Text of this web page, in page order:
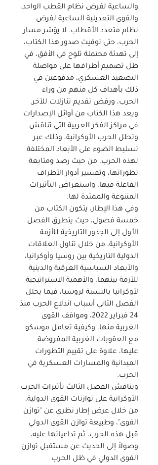
والساعية لفرض نظام القطب الواحد،
والقوى التعديلية الساعية لفرض
نظام متعدد الأقطاب. لا يؤشر مسار
الحرب، حتى توقيت صدور هذا الكتاب،
إلى تهدئة محتملة تلوح في الأفق، في
ظل تصميم أطرافها على مواصلة
التصعيد العسكري، مدفوعين في
ذلك بأهداف كل منهم من وراء
الحرب، ورفض تقديم تنازلات للآخر.
ويعد هذا الكتاب من أوائل الإصدارات
في مراكز الفكر العربية التي تناقش
وتحلل الحرب الأوكرانية، وذلك عبر
تسليط الضوء على الأبعاد المختلفة
لهذه الحرب، من حيث رصد ومتابعة
تطوراتها، وتفسير أدوار الأطراف
الفاعلة فيها، واستعراض التأثيرات
المتنوعة والممتدة لها.
وفي هذا الإطار، يتكون الكتاب من
خمسة فصول، حيث يتطرق الفصل
الأول إلى الجذور التاريخية للأزمة
الأوكرانية، من خلال تناول العلاقات
الدولية التاريخية بين روسيا وأوكرانيا،
والأبعاد السياسية العرقية والدينية
للأزمة بينهما، والأهمية الاستراتيجية
لأوكرانيا بالنسبة لروسيا، فيما يحلل
الفصل الثاني أسباب اندلاع الحرب منذ
24 فبراير 2022، ومواقف القوى
الغربية منها، وكيفية تعامل موسكو
مع العقوبات الغربية المفروضة
عليها، علاوة على تقييم التطورات
الميدانية والمسارات العسكرية في
الحرب.
ويناقش الفصل الثالث تأثيرات الحرب
الأوكرانية على توازنات القوى الدولية،
من خلال عرض إطار نظري عن "توازن
القوى"، وطبيعة توازن القوى الدولي
قبل هذه الحرب، ثم تداعياتها عليه،
وصولاً إلى الحديث عن مستقبل توازن
القوى الدولي في ظل الحرب